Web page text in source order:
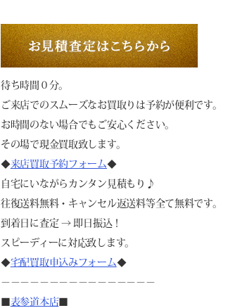
待ち時間０分。
ご来店でのスムーズなお買取りは予約が便利です。
お時間のない場合でもご安心ください。
その場で現金買取致します。
◆来店買取予約フォーム◆
自宅にいながらカンタン見積もり♪
往復送料無料・キャンセル返送料等全て無料です。
到着日に査定 → 即日振込！
スピーディーに対応致します。
◆宅配買取申込みフォーム◆
－－－－－－－－－－－－－－－－
■表参道本店■